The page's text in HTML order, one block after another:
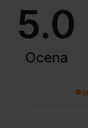
5.0
Ocena